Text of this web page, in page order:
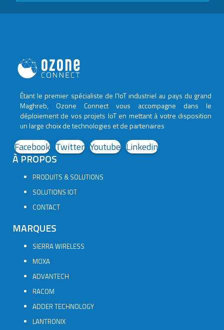
Étant le premier spécialiste de l'IoT industriel au pays du grand
Maghreb, Ozone Connect vous accompagne dans le
déploiement de vos projets IoT en mettant à votre disposition
un large choix de technologies et de partenaires
Facebook Twitter Youtube Linkedin
À PROPOS
PRODUITS & SOLUTIONS
SOLUTIONS IOT
CONTACT
MARQUES
SIERRA WIRELESS
MOXA
ADVANTECH
RACOM
ADDER TECHNOLOGY
LANTRONIX